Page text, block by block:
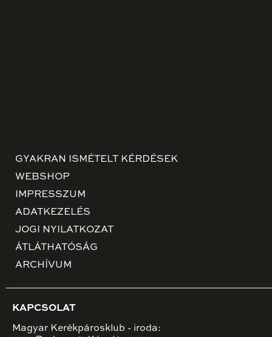
GYAKRAN ISMÉTELT KÉRDÉSEK
WEBSHOP
IMPRESSZUM
ADATKEZELÉS
JOGI NYILATKOZAT
ÁTLÁTHATÓSÁG
ARCHÍVUM
KAPCSOLAT
Magyar Kerékpárosklub - iroda: